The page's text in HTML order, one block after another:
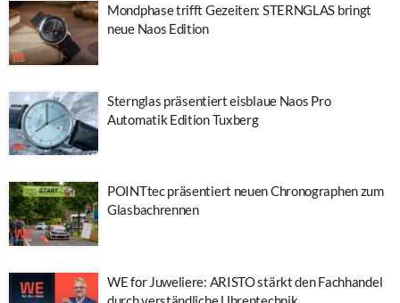
Mondphase trifft Gezeiten: STERNGLAS bringt
neue Naos Edition
Sternglas präsentiert eisblaue Naos Pro
Automatik Edition Tuxberg
POINTtec präsentiert neuen Chronographen zum
Glasbachrennen
WE for Juweliere: ARISTO stärkt den Fachhandel